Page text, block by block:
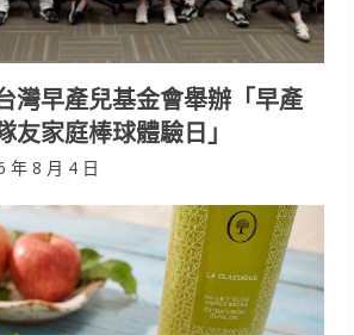
灣早產兒基金會舉辦「早產
友家庭棒球體驗日」
年 8 月 4 日